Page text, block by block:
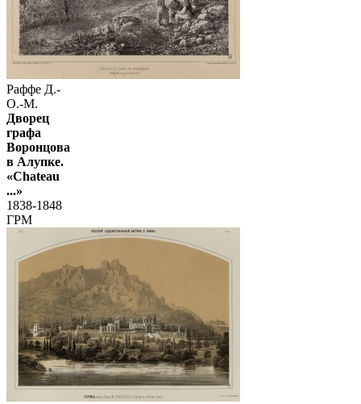
Раффе Д.-
О.-М.
Дворец
графа
Воронцова
в Алупке.
«Chateau
...»
1838-1848
ГРМ